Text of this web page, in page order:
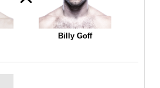
Billy Goff